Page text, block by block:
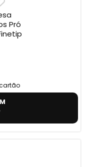
Pró